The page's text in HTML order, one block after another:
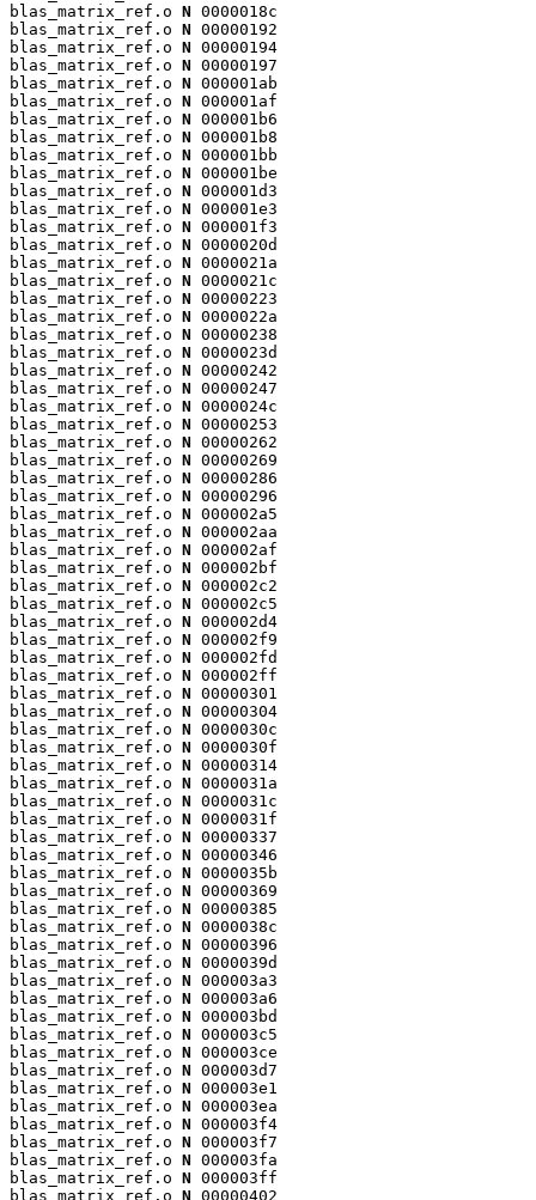
blas_matrix_ref.o N 0000018c
blas_matrix_ref.o N 00000192
blas_matrix_ref.o N 00000194
blas_matrix_ref.o N 00000197
blas_matrix_ref.o N 000001ab
blas_matrix_ref.o N 000001af
blas_matrix_ref.o N 000001b6
blas_matrix_ref.o N 000001b8
blas_matrix_ref.o N 000001bb
blas_matrix_ref.o N 000001be
blas_matrix_ref.o N 000001d3
blas_matrix_ref.o N 000001e3
blas_matrix_ref.o N 000001f3
blas_matrix_ref.o N 0000020d
blas_matrix_ref.o N 0000021a
blas_matrix_ref.o N 0000021c
blas_matrix_ref.o N 00000223
blas_matrix_ref.o N 0000022a
blas_matrix_ref.o N 00000238
blas_matrix_ref.o N 0000023d
blas_matrix_ref.o N 00000242
blas_matrix_ref.o N 00000247
blas_matrix_ref.o N 0000024c
blas_matrix_ref.o N 00000253
blas_matrix_ref.o N 00000262
blas_matrix_ref.o N 00000269
blas_matrix_ref.o N 00000286
blas_matrix_ref.o N 00000296
blas_matrix_ref.o N 000002a5
blas_matrix_ref.o N 000002aa
blas_matrix_ref.o N 000002af
blas_matrix_ref.o N 000002bf
blas_matrix_ref.o N 000002c2
blas_matrix_ref.o N 000002c5
blas_matrix_ref.o N 000002d4
blas_matrix_ref.o N 000002f9
blas_matrix_ref.o N 000002fd
blas_matrix_ref.o N 000002ff
blas_matrix_ref.o N 00000301
blas_matrix_ref.o N 00000304
blas_matrix_ref.o N 0000030c
blas_matrix_ref.o N 0000030f
blas_matrix_ref.o N 00000314
blas_matrix_ref.o N 0000031a
blas_matrix_ref.o N 0000031c
blas_matrix_ref.o N 0000031f
blas_matrix_ref.o N 00000337
blas_matrix_ref.o N 00000346
blas_matrix_ref.o N 0000035b
blas_matrix_ref.o N 00000369
blas_matrix_ref.o N 00000385
blas_matrix_ref.o N 0000038c
blas_matrix_ref.o N 00000396
blas_matrix_ref.o N 0000039d
blas_matrix_ref.o N 000003a3
blas_matrix_ref.o N 000003a6
blas_matrix_ref.o N 000003bd
blas_matrix_ref.o N 000003c5
blas_matrix_ref.o N 000003ce
blas_matrix_ref.o N 000003d7
blas_matrix_ref.o N 000003e1
blas_matrix_ref.o N 000003ea
blas_matrix_ref.o N 000003f4
blas_matrix_ref.o N 000003f7
blas_matrix_ref.o N 000003fa
blas_matrix_ref.o N 000003ff
blas_matrix_ref.o N 00000402